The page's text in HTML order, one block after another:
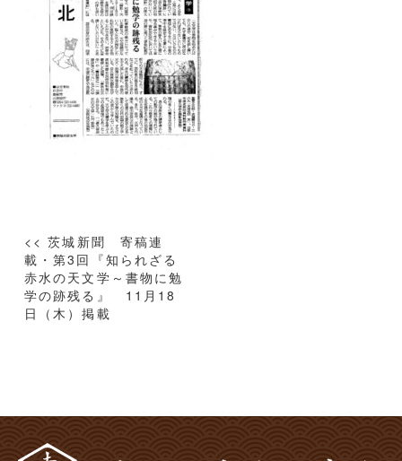
投
稿
ナ
ビ
ン
<< 茨城新聞 寄稿連
載・第3回『知られざる
赤水の天文学～書物に勉
学の跡残る』 11月18
日（木）掲載